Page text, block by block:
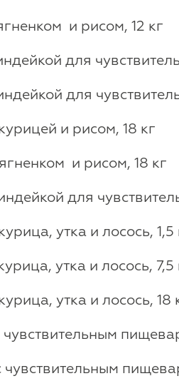
и рисом, 12 кг
для
для
и рисом, 18 кг
и рисом, 18 кг
для
утка и лосось, 1,5
утка и лосось, 7,5
утка и лосось, 18